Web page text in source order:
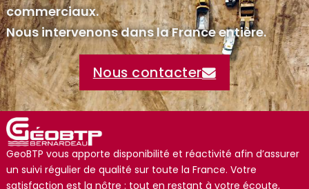
commerciaux.
Nous intervenons dans la France entière.
Nous contacter
GeoBTP vous apporte disponibilité et réactivité afin d’assurer
un suivi régulier de qualité sur toute la France. Votre
satisfaction est la nôtre : tout en restant à votre écoute,